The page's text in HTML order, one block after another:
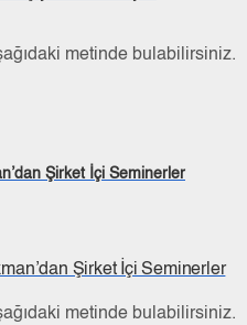
metinde bulabilirsiniz.
Şirket İçi Seminerler
Şirket İçi Seminerler
metinde bulabilirsiniz.